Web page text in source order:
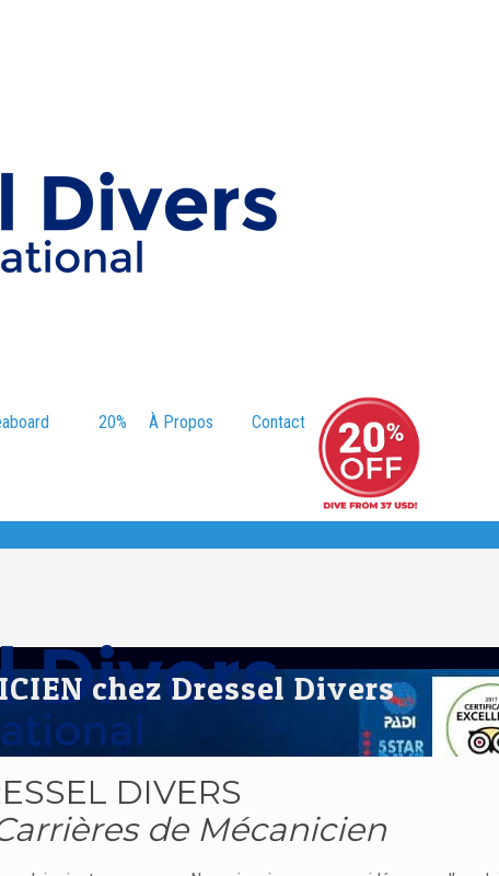
20% À Propos Contact
chez Dressel Divers
DIVERS
de Mécanicien